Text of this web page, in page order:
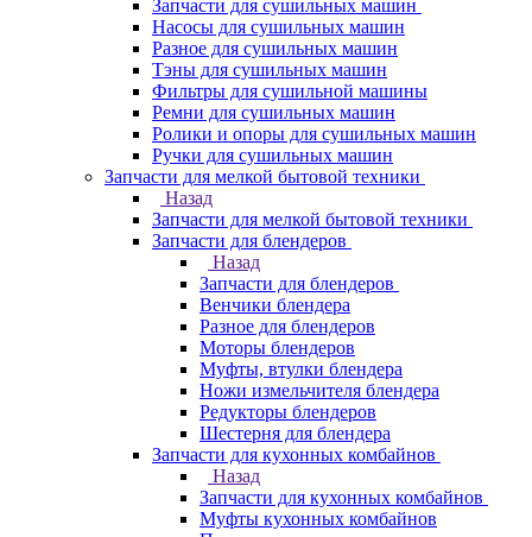
Запчасти для сушильных машин
Насосы для сушильных машин
Разное для сушильных машин
Тэны для сушильных машин
Фильтры для сушильной машины
Ремни для сушильных машин
Ролики и опоры для сушильных машин
Ручки для сушильных машин
Запчасти для мелкой бытовой техники
Назад
Запчасти для мелкой бытовой техники
Запчасти для блендеров
Назад
Запчасти для блендеров
Венчики блендера
Разное для блендеров
Моторы блендеров
Муфты, втулки блендера
Ножи измельчителя блендера
Редукторы блендеров
Шестерня для блендера
Запчасти для кухонных комбайнов
Назад
Запчасти для кухонных комбайнов
Муфты кухонных комбайнов